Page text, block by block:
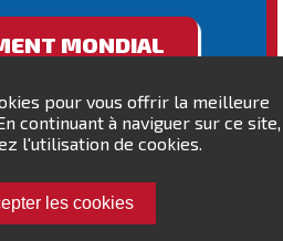
pour vous offrir la meilleure
continuant à naviguer sur ce site,
l'utilisation de cookies.
les cookies
MONDIAL